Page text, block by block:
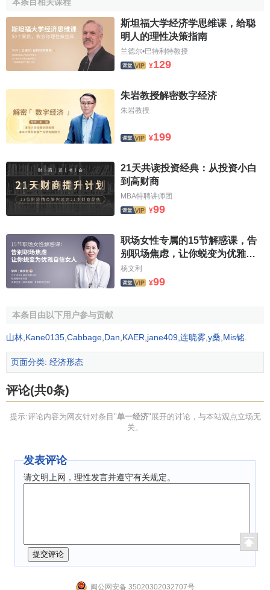
斯坦福大学经济学思维课，给聪
明人的理性决策指南
兰德尔•巴特利特教授
¥129
朱岩教授解密数字经济
朱岩教授
¥199
21天共读投资经典：从投资小白
到高财商
MBA特聘讲师团
¥99
职场女性专属的15节解惑课，告
别职场焦虑，让你蜕变为优雅自
信女人！
杨文利
¥99
本条目由以下用户参与贡献
山林 Kane0135 Cabbage Dan KAER jane409 连晓雾 y桑 Mis铭
页面分类: 经济形态
评论(共0条)
提示:评论内容为网友针对条目"单一经济"展开的讨论，与本站观点立场无
关。
发表评论
请文明上网，理性发言并遵守有关规定。
闽公网安备 35020302032707号